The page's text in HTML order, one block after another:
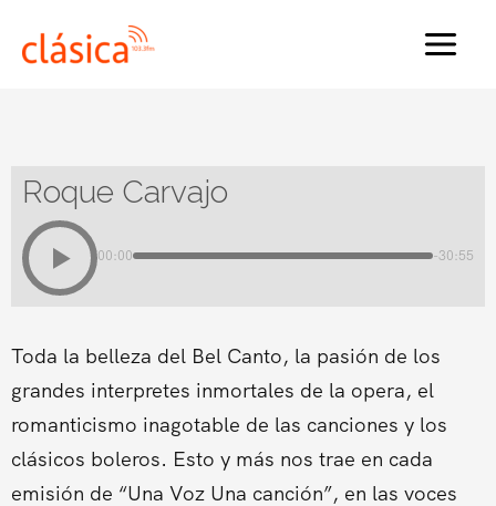
Roque Carvajo
00:00 -30:55
Toda la belleza del Bel Canto, la pasión de los
grandes interpretes inmortales de la opera, el
romanticismo inagotable de las canciones y los
clásicos boleros. Esto y más nos trae en cada
emisión de “Una Voz Una canción”, en las voces